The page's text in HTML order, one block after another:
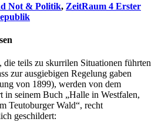
Not & Politik, ZeitRaum 4 Erster
die teils zu skurrilen Situationen führten
zur ausgiebigen Regelung gaben
von 1899), werden von dem
seinem Buch „Halle in Westfalen,
Teutoburger Wald“, recht
geschildert: